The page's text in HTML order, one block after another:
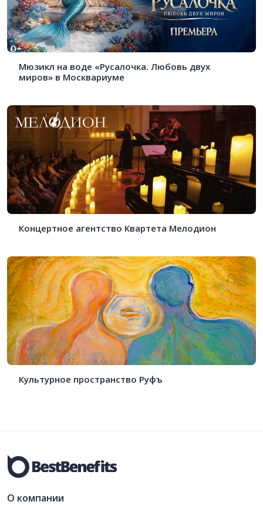
Мюзикл на воде «Русалочка. Любовь двух
миров» в Москвариуме
Концертное агентство Квартета Мелодион
Культурное пространство Руфъ
О компании